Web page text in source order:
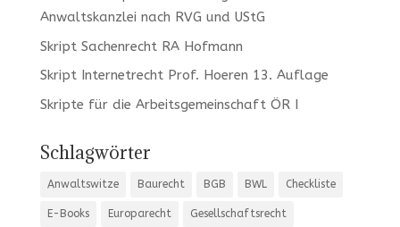
Anwaltskanzlei nach RVG und UStG
Skript Sachenrecht RA Hofmann
Skript Internetrecht Prof. Hoeren 13. Auflage
Skripte für die Arbeitsgemeinschaft ÖR I
Schlagwörter
Anwaltswitze Baurecht BGB BWL Checkliste
E-Books Europarecht Gesellschaftsrecht